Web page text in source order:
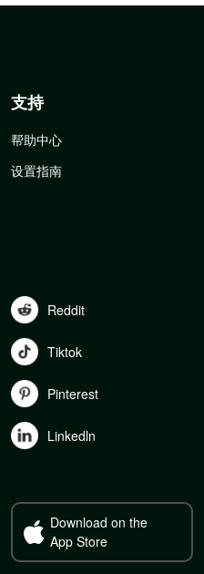
支持
帮助中心
设置指南
Reddit
Tiktok
Pinterest
Linkedln
Download on the
App Store